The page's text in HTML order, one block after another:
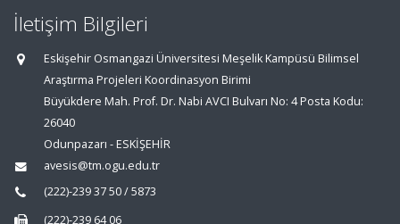
İletişim Bilgileri
Eskişehir Osmangazi Üniversitesi Meşelik Kampüsü Bilimsel
Araştırma Projeleri Koordinasyon Birimi
Büyükdere Mah. Prof. Dr. Nabi AVCI Bulvarı No: 4 Posta Kodu:
26040
Odunpazarı - ESKİŞEHİR
avesis@tm.ogu.edu.tr
(222)-239 37 50 / 5873
(222)-239 64 06